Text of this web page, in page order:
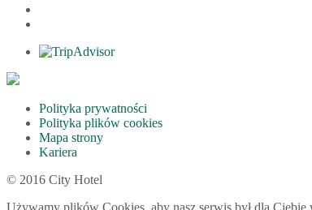
Polityka prywatności
Polityka plików cookies
Mapa strony
Kariera
© 2016 City Hotel
Używamy plików Cookies, aby nasz serwis był dla